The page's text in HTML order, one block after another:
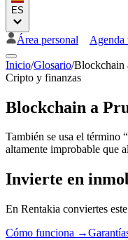
ES
Área personal Agenda
Inicio/Glosario/Blockchain
Cripto y finanzas
Blockchain a
También se usa el término
altamente improbable que
Invierte en
En Rentakia conviertes
Cómo funciona →